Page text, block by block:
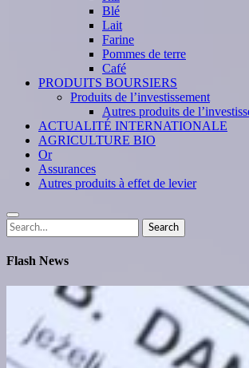
Blé
Lait
Farine
Pommes de terre
Café
PRODUITS BOURSIERS
Produits de l’investissement
Autres produits de
ACTUALITÉ INTERNATIONALE
AGRICULTURE BIO
Or
Assurances
Autres produits à effet de levier
Search
for:
Search
Flash News